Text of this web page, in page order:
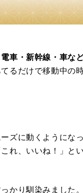
電車・新幹線・車な
るだけで移動中の
ズに動くようにな
れ、いいね！」と
かり馴染みました。